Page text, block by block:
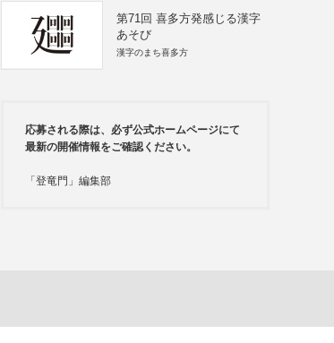
第71回 喜多方発感じる漢字
あそび
漢字のまち喜多方
応募される際は、必ず公式ホームページにて
最新の開催情報をご確認ください。
「登竜門」編集部